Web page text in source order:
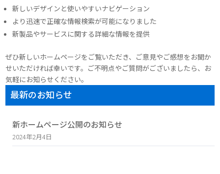
新しいデザインと使いやすいナビゲーション
より迅速で正確な情報検索が可能になりました
新製品やサービスに関する詳細な情報を提供
ぜひ新しいホームページをご覧いただき、ご意見やご感想をお聞か
せいただければ幸いです。ご不明点やご質問がございましたら、お
気軽にお知らせください。
最新のお知らせ
新ホームページ公開のお知らせ
2024年2月4日